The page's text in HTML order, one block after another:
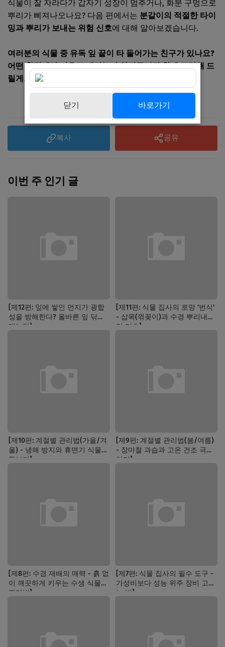
식물이 잘 자라다가 갑자기 성장이 멈추거나, 화분 구멍으로
뿌리가 삐져나오나요? 다음 편에서는 분갈이의 적절한 타이
밍과 뿌리가 보내는 위험 신호에 대해 알아보겠습니다.
여러분의 식물 중 유독 잎 끝이 타 들어가는 친구가 있나요?
어떤 환경에서 키우고 계시는지 알려주시면 함께 고민해 드
릴게요!
복사 공유
이번 주 인기 글
[제12편: 잎에 쌓인 먼지가 광합
성을 방해한다? 올바른 잎 닦기
매뉴얼]
[제11편: 식물 집사의 로망 '번식'
- 삽목(꺾꽂이)과 수경 뿌리내리
기 기초]
[제10편: 계절별 관리법(가을/겨
울) - 냉해 방지와 휴면기 식물
돌보기]
[제9편: 계절별 관리법(봄/여름)
- 장마철 과습과 고온 건조 극복
하기]
[제8편: 수경 재배의 매력 - 흙 없
이 깨끗하게 키우는 수생 식물
관리법]
[제7편: 식물 집사의 필수 도구 -
가성비보다 성능 위주 장비 고르
는 법]
닫기 바로가기